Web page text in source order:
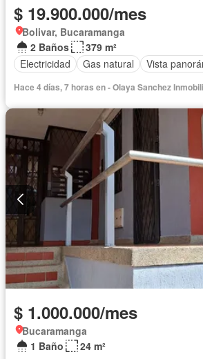
$ 19.900.000/mes
Bolivar, Bucaramanga
2 Baños
379 m²
Electricidad
Gas natural Vista
Hace 4 días, 7 horas en - Olaya Sanchez
$ 1.000.000/mes
Bucaramanga
1 Baño
24 m²